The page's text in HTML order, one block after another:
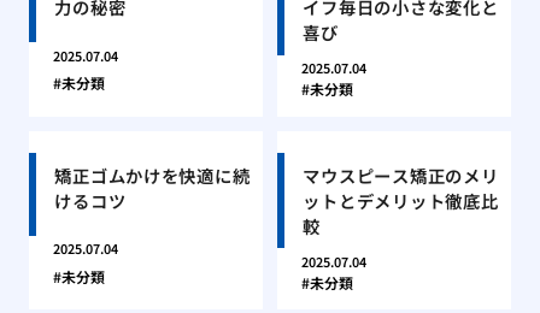
力の秘密
2025.07.04
未分類
イフ毎日の小さな変化と
喜び
2025.07.04
未分類
矯正ゴムかけを快適に続
けるコツ
2025.07.04
未分類
マウスピース矯正のメリ
ットとデメリット徹底比
較
2025.07.04
未分類